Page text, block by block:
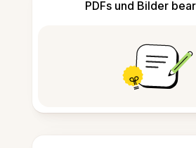
PDFs und Bilder